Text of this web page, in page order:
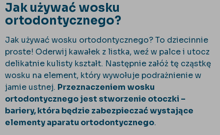
Jak używać wosku
ortodontycznego?
Jak używać wosku ortodontycznego? To dziecinnie
proste! Oderwij kawałek z listka, weź w palce i utocz
delikatnie kulisty kształt. Następnie załóż tę cząstkę
wosku na element, który wywołuje podrażnienie w
jamie ustnej. Przeznaczeniem wosku
ortodontycznego jest stworzenie otoczki –
bariery, która będzie zabezpieczać wystające
elementy aparatu ortodontycznego.